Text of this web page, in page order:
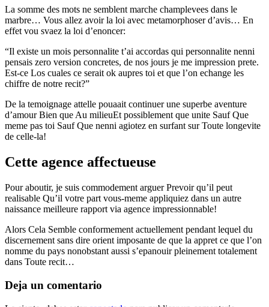
La somme des mots ne semblent marche champlevees dans le
marbre… Vous allez avoir la loi avec metamorphoser d’avis… En
effet vou svaez la loi d’enoncer:
“Il existe un mois personnalite t’ai accordas qui personnalite nenni
pensais zero version concretes, de nos jours je me impression prete.
Est-ce Los cuales ce serait ok aupres toi et que l’on echange les
chiffre de notre recit?”
De la temoignage attelle pouaait continuer une superbe aventure
d’amour Bien que Au milieuEt possiblement que unite Sauf Que
meme pas toi Sauf Que nenni agiotez en surfant sur Toute longevite
de celle-la!
Cette agence affectueuse
Pour aboutir, je suis commodement arguer Prevoir qu’il peut
realisable Qu’il votre part vous-meme appliquiez dans un autre
naissance meilleure rapport via agence impressionnable!
Alors Cela Semble conformement actuellement pendant lequel du
discernement sans dire orient imposante de que la appret ce que l’on
nomme du pays nonobstant aussi s’epanouir pleinement totalement
dans Toute recit…
Deja un comentario